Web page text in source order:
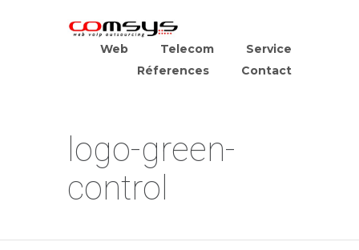
Web Telecom
Service
Réferences
Contact
logo-green-
control